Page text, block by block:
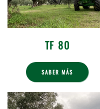
TF 80
SABER MÁS